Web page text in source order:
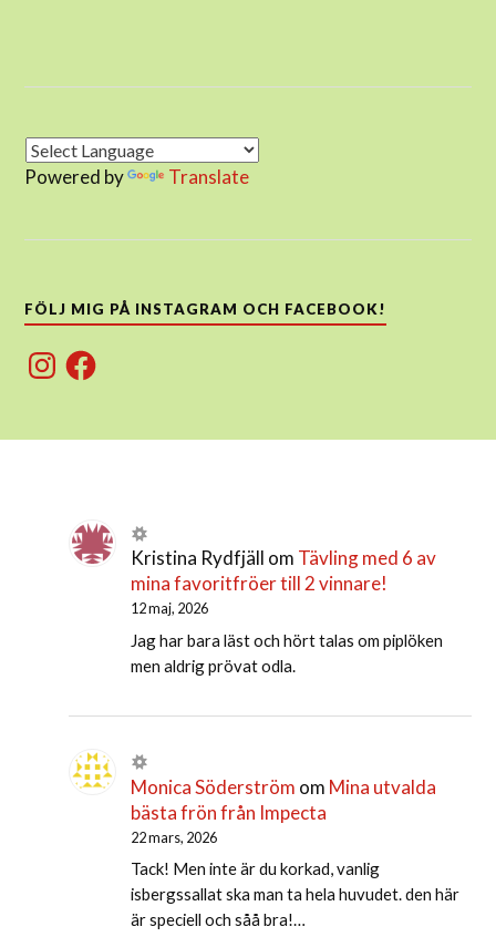
Powered by Translate
FÖLJ MIG PÅ INSTAGRAM OCH FACEBOOK!
InstagramFacebook
Kristina Rydfjäll om Tävling med 6 av
mina favoritfröer till 2 vinnare!
12 maj, 2026
Jag har bara läst och hört talas om piplöken
men aldrig prövat odla.
Monica Söderström om Mina utvalda
bästa frön från Impecta
22 mars, 2026
Tack! Men inte är du korkad, vanlig
isbergssallat ska man ta hela huvudet. den här
är speciell och såå bra!…